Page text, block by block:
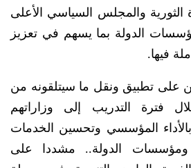
الثورية والمجلس السياسي الأعلى
الدولة بما يسهم في تعزيز
فيها.
على تطبيق ونقل ما سيتلقونه من
فترة التدريب إلى وزاراتهم
المؤسسي وتحسين الخدمات
ومؤسسات الدولة.. مشددا على